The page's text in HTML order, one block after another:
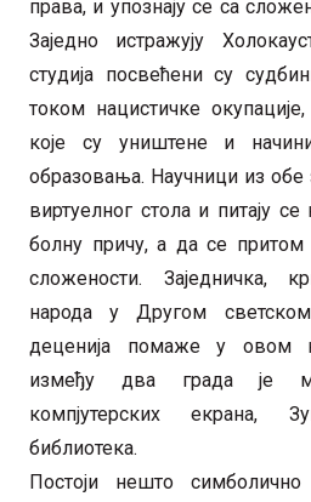
права, и упознају се са
Заједно истражују
студија посвећени су
током нацистичке
које су уништене и
образовања. Научници из
виртуелног стола и питају
болну причу, а да се
сложености. Заједничка,
народа у Другом
деценија помаже у овом
између два града је
компјутерских екрана,
библиотека.
Постоји нешто